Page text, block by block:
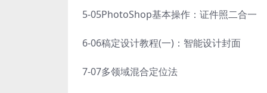
5-05PhotoShop基本操作：证件照二合一
6-06稿定设计教程(一)：智能设计封面
7-07多领域混合定位法